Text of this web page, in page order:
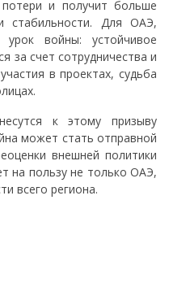
и получит больше
стабильности. Для ОАЭ,
войны: устойчивое
за счет сотрудничества и
в проектах, судьба
к этому призыву
может стать отправной
внешней политики
на пользу не только ОАЭ,
всего региона.